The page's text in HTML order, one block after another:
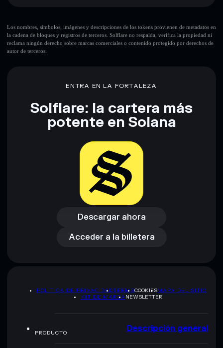
sin custodia donde tú controla tus claves privadas
Los nombres, símbolos, imágenes y descripciones de los tokens provienen de metadatos en
la cadena de bloques y registros de terceros. Solflare no respalda, verifica la propiedad ni
reclama ningún derecho sobre marcas comerciales o contenido protegido por derechos de
autor de terceros.
ENTRA EN LA FORTALEZA
Solflare: la cartera más
potente en Solana
Descargar ahora
Descargar ahora
Acceder a la billetera
Acceder a la billetera
POLÍTICA DE PRIVACIDADTERMSCOOKIESMAPA DEL SITIO
KIT DE MARCA NEWSLETTER
PRODUCTO Descripción general